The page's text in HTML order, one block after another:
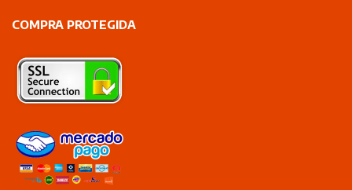
COMPRA PROTEGIDA